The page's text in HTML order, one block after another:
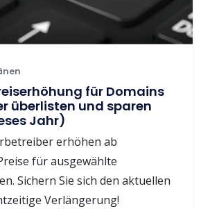
für Domains
überlisten und sparen
Jahr)
erhöhen ab
für ausgewählte
Sichern Sie sich den aktuellen
Verlängerung!